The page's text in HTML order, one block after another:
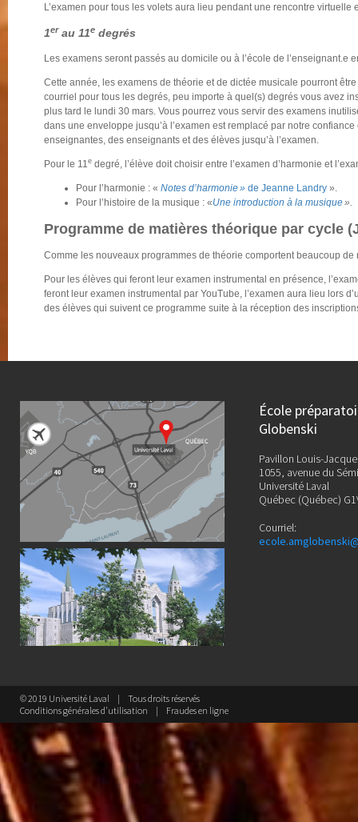
L’examen pour tous les volets aura lieu pendant une rencontre virtuelle
1erau 11e degrés
Les examens seront passés au domicile ou à l’école de l’enseignant.e
Cette année, les examens de théorie et de dictée musicale pourront
courriel pour tous les degrés, peu importe à quel(s) degrés vous avez
plus tard le lundi 30 mars. Vous pourrez vous servir des examens
dans une enveloppe jusqu’à l’examen est remplacé par notre
enseignantes, des enseignants et des élèves jusqu’à l’examen.
Pour le 11 e degré, l’élève doit choisir entre l’examen d’harmonie et
Pour l’harmonie : « Notes d’harmonie » de Jeanne Landry ».
Pour l’histoire de la musique : «Une introduction à la musique».
Programme de matières théorique par cycle
Comme les nouveaux programmes de théorie comportent beaucoup
Pour les élèves qui feront leur examen instrumental en présence,
feront leur examen instrumental par YouTube, l’examen aura lieu lors
des élèves qui suivent ce programme suite à la réception des
École
Globenski
Pavillon Louis-
1055, avenue du
Université Laval
Québec (Québec)
Courriel:
© 2019 Université Laval
Tous droits réservés
Conditions générales d'utilisation
Fraudes en ligne